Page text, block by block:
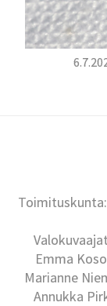
Emma
Marianne
Annukka